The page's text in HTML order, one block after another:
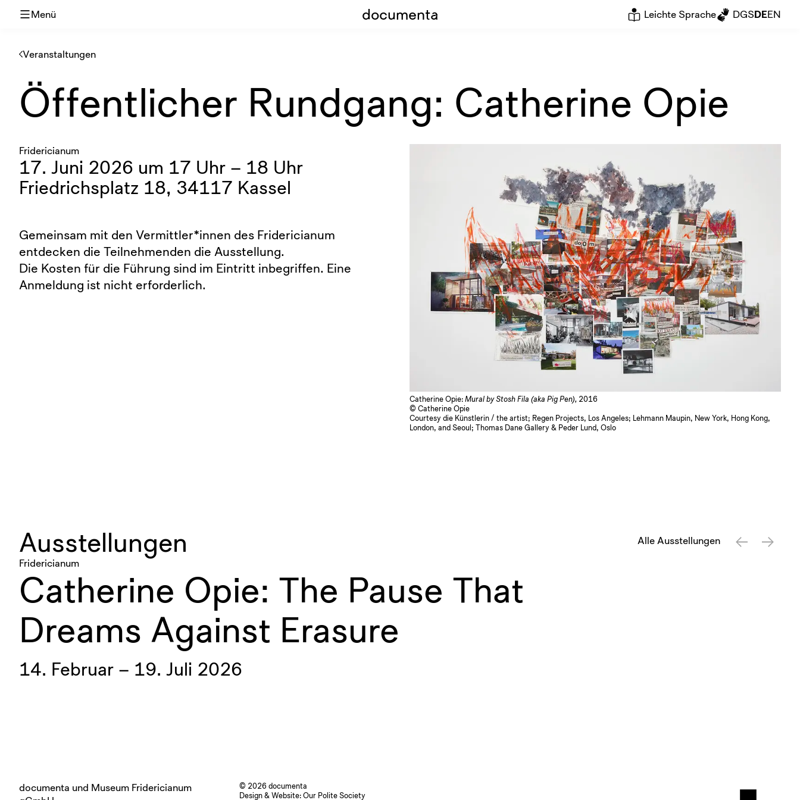
Menü documenta Leichte Sprache DGSDEEN
Veranstaltungen
Öffentlicher Rundgang: Catherine Opie
Fridericianum
17. Juni 2026 um 17 Uhr – 18 Uhr
Friedrichsplatz 18, 34117 Kassel
Gemeinsam mit den Vermittler*innen des Fridericianum
entdecken die Teilnehmenden die Ausstellung.
Die Kosten für die Führung sind im Eintritt inbegriffen. Eine
Anmeldung ist nicht erforderlich.
Catherine Opie:Mural by Stosh Fila (aka Pig Pen), 2016
© Catherine Opie
Courtesy die Künstlerin / the artist; Regen Projects, Los Angeles; Lehmann Maupin, New York, Hong Kong,
London, and Seoul; Thomas Dane Gallery & Peder Lund, Oslo
Ausstellungen
Alle Ausstellungen
Fridericianum
Catherine Opie: The Pause That
Dreams Against Erasure
14. Februar – 19. Juli 2026
documenta und Museum Fridericianum
© 2026 documenta
Design & Website:Our Polite Society